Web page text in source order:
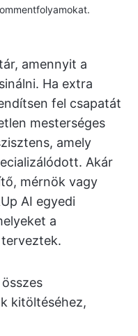
amennyit a
Ha extra
fel csapatát
mesterséges
amely
Akár
mérnök vagy
AI egyedi
a
kitöltéséhez,